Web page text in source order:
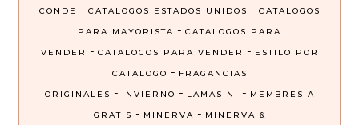
CONDE
- CATALOGOS ESTADOS UNIDOS - CATALOGOS
PARA MAYORISTA - CATALOGOS PARA
VENDER
- CATALOGOS PARA VENDER - ESTILO POR
CATALOGO - FRAGANCIAS
ORIGINALES - INVIERNO - LAMASINI - MEMBRESIA
GRATIS - MINERVA - MINERVA &